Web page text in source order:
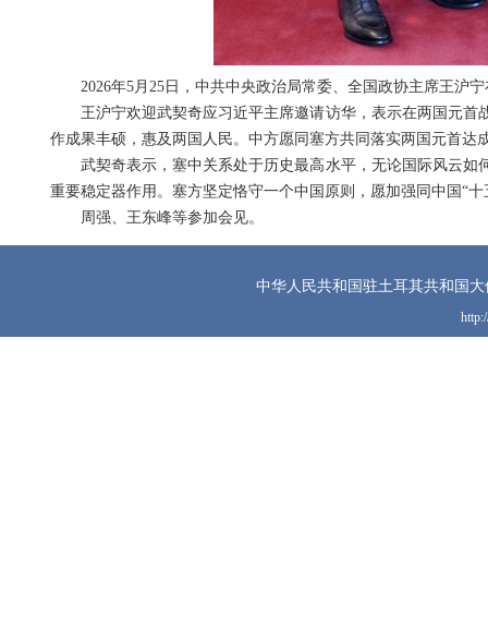
2026年5月25日，中共中央政治局常委、全国政协主席王沪
王沪宁欢迎武契奇应习近平主席邀请访华，表示在两国元
作成果丰硕，惠及两国人民。中方愿同塞方共同落实两国元首
武契奇表示，塞中关系处于历史最高水平，无论国际风云
重要稳定器作用。塞方坚定恪守一个中国原则，愿加强同中国“
周强、王东峰等参加会见。
中华人民共和国驻土耳其共和国大